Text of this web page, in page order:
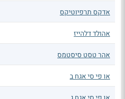
אדקס תרפיוטיקס
אהולד דלהייז
אהר טסט סיסטמס
או פי סי אגח ב